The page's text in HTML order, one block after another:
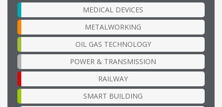
MEDICAL DEVICES
METALWORKING
OIL GAS TECHNOLOGY
POWER & TRANSMISSION
RAILWAY
SMART BUILDING